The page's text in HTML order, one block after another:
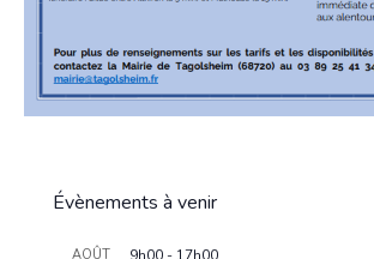
Évènements à venir
AOÛT